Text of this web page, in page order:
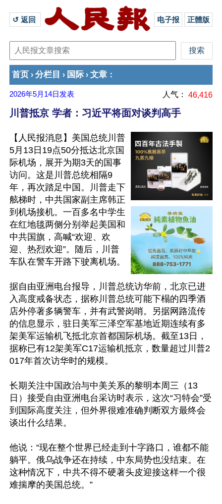
↺ 返回 电子报 正體版
首页 › 分栏目 › 国际 › 文章 ：
2026年5月14日 发表 人气： 46,416
川普抵京 学者：习近平将面对谈判高手
【人民报消息】美国总统川普
5月13日19点50分抵达北京国
际机场，展开为期3天的国事
访问。这是川普总统相隔9
年，再次踏足中国。川普走下
舷梯时，中共国家副主席韩正
到机场接机。一百多名中学生
在红地毯两侧分别举起美国和
中共国旗，高喊“欢迎、欢
迎、热烈欢迎”。随后，川普
车队在警车开路下驶离机场。
据自由亚洲电台报导，川普总统访华前，北京已进
入高度戒备状态，据称川普总统可能下榻的四季酒
店外停著多辆警车，并有武警岗哨。另据网路流传
的信息显示，驻日美军三泽空军基地近期连续有多
架美军运输机飞抵北京首都国际机场。截至13日，
据称已有12架美军C17运输机抵京，数量超过川普2
017年首次访华时的规模。
长期关注中国政治与中美关系的黎明本周三（13
日）接受自由亚洲电台采访时表示，这次“习特会”受
到国际高度关注，但外界很难准确判断双方最终会
谈出什么结果。
他说：“现在整个世界已经走到十字路口，谁都不能
躺平。俄乌战争还在持续，中东局势也没结束。在
这种情况下，中共不得不硬著头皮迎接这样一个很
难揣摩的美国总统。”